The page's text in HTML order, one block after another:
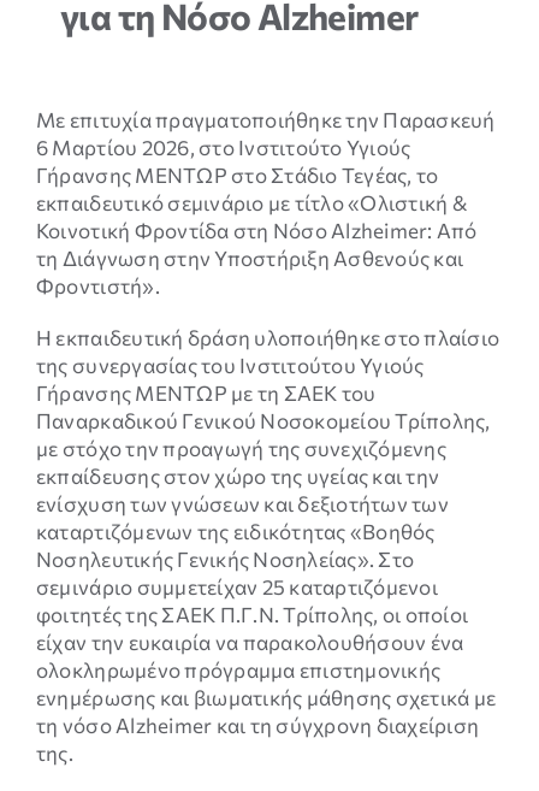
ΝΕΑ & ΕΚΔΗΛΩΣΕΙΣ
για τη Νόσο Alzheimer
Με επιτυχία πραγματοποιήθηκε την Παρασκευή
6 Μαρτίου 2026, στο Ινστιτούτο Υγιούς
Γήρανσης ΜΕΝΤΩΡ στο Στάδιο Τεγέας, το
εκπαιδευτικό σεμινάριο με τίτλο «Ολιστική &
Κοινοτική Φροντίδα στη Νόσο Alzheimer: Από
τη Διάγνωση στην Υποστήριξη Ασθενούς και
Φροντιστή».
Η εκπαιδευτική δράση υλοποιήθηκε στο πλαίσιο
της συνεργασίας του Ινστιτούτου Υγιούς
Γήρανσης ΜΕΝΤΩΡ με τη ΣΑΕΚ του
Παναρκαδικού Γενικού Νοσοκομείου Τρίπολης,
με στόχο την προαγωγή της συνεχιζόμενης
εκπαίδευσης στον χώρο της υγείας και την
ενίσχυση των γνώσεων και δεξιοτήτων των
καταρτιζόμενων της ειδικότητας «Βοηθός
Νοσηλευτικής Γενικής Νοσηλείας». Στο
σεμινάριο συμμετείχαν 25 καταρτιζόμενοι
φοιτητές της ΣΑΕΚ Π.Γ.Ν. Τρίπολης, οι οποίοι
είχαν την ευκαιρία να παρακολουθήσουν ένα
ολοκληρωμένο πρόγραμμα επιστημονικής
ενημέρωσης και βιωματικής μάθησης σχετικά με
τη νόσο Alzheimer και τη σύγχρονη διαχείριση
της.
Απαραίτητα
Τα
συγκεκριμένα
cookies δεν
είναι
προαιρετικά.
Είναι
αναγκαία για
την σωστή
λειτουργία
της
ιστοσελίδας.